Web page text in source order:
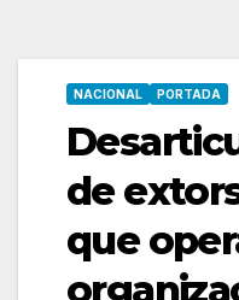
NACIONAL PORTADA
de
que